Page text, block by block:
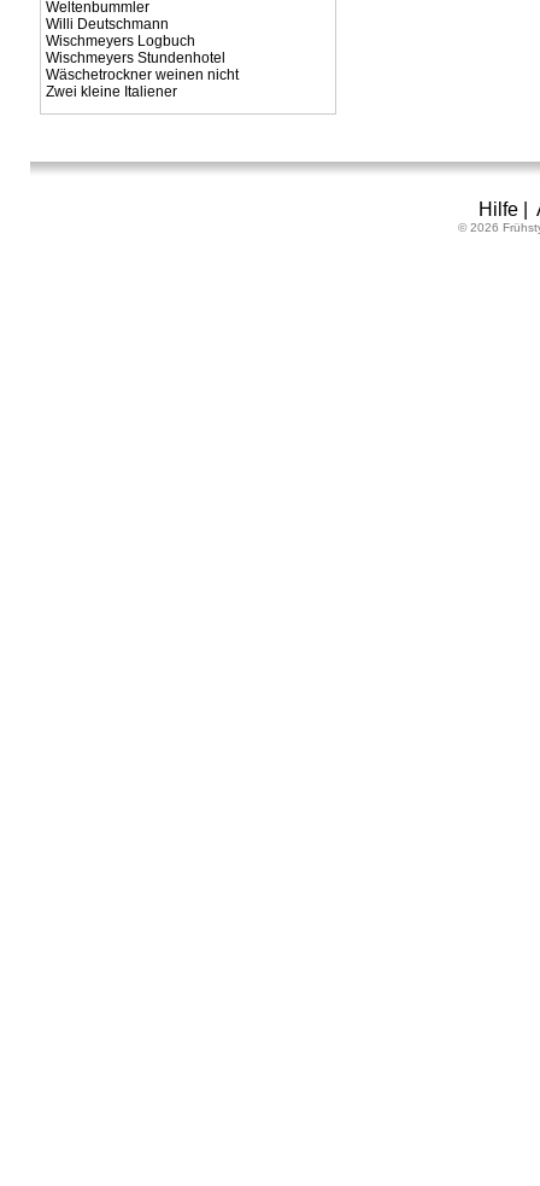
Weltenbummler
Willi Deutschmann
Wischmeyers Logbuch
Wischmeyers Stundenhotel
Wäschetrockner weinen nicht
Zwei kleine Italiener
Hilfe|
© 2026